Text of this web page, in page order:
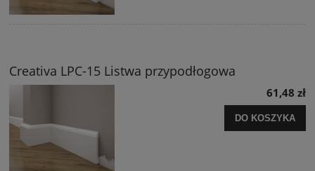
Creativa LPC-15 Listwa przypodłogowa
61,48 zł
DO KOSZYKA